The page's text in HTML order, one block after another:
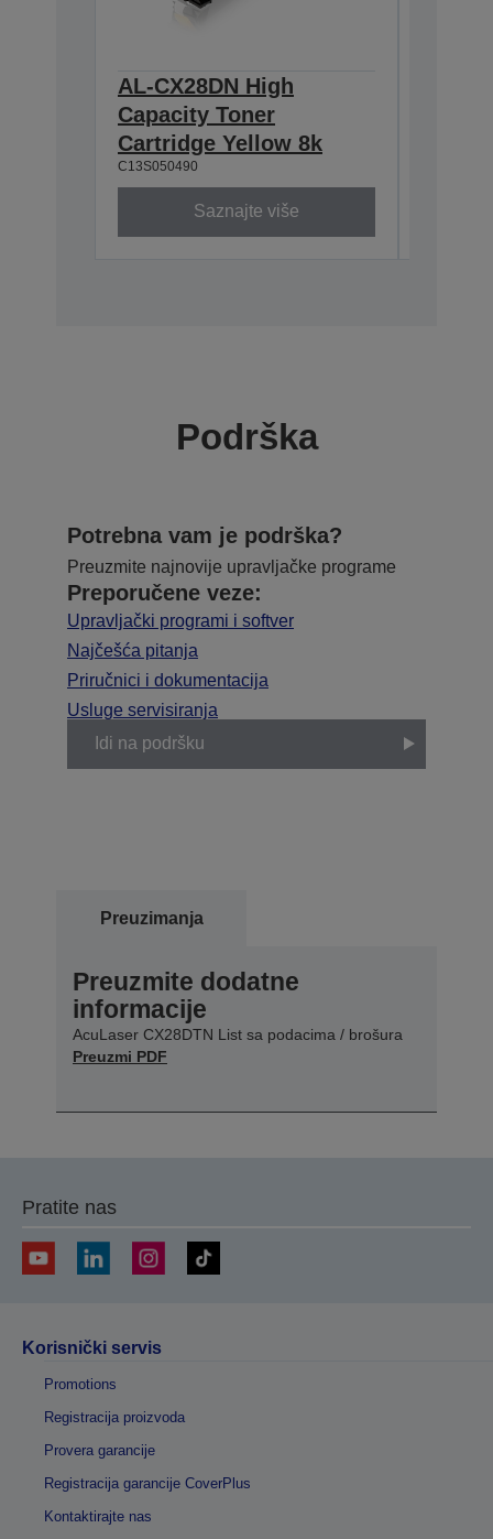
AL-CX28DN High
Capacity Toner
Cartridge Yellow 8k
C13S050490
Saznajte više
Podrška
Potrebna vam je podrška?
Preuzmite najnovije upravljačke programe
Preporučene veze:
Upravljački programi i softver
Najčešća pitanja
Priručnici i dokumentacija
Usluge servisiranja
Idi na podršku
Preuzimanja
Preuzmite dodatne
informacije
AcuLaser CX28DTN List sa podacima / brošura
Preuzmi PDF
Pratite nas
Korisnički servis
Promotions
Registracija proizvoda
Provera garancije
Registracija garancije CoverPlus
Kontaktirajte nas